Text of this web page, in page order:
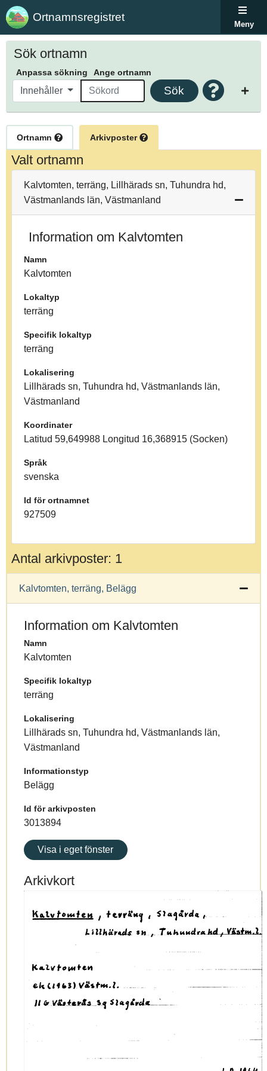
Ortnamnsregistret
Meny
Sök ortnamn
Anpassa sökning Ange ortnamn
Innehåller Sök
Ortnamn Arkivposter
Valt ortnamn
Kalvtomten, terräng, Lillhärads sn, Tuhundra hd,
Västmanlands län, Västmanland
Information om Kalvtomten
Namn
Kalvtomten
Lokaltyp
terräng
Specifik lokaltyp
terräng
Lokalisering
Lillhärads sn, Tuhundra hd, Västmanlands län,
Västmanland
Koordinater
Latitud 59,649988 Longitud 16,368915 (Socken)
Språk
svenska
Id för ortnamnet
927509
Antal arkivposter: 1
Kalvtomten, terräng, Belägg
Information om Kalvtomten
Namn
Kalvtomten
Specifik lokaltyp
terräng
Lokalisering
Lillhärads sn, Tuhundra hd, Västmanlands län,
Västmanland
Informationstyp
Belägg
Id för arkivposten
3013894
Visa i eget fönster
Arkivkort